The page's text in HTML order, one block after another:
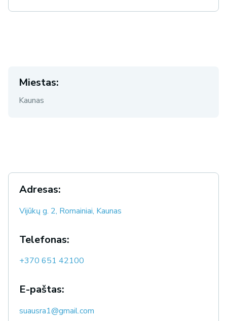
Miestas:
Kaunas
Adresas:
Vijūkų g. 2, Romainiai, Kaunas
Telefonas:
+370 651 42100
E-paštas:
suausra1@gmail.com